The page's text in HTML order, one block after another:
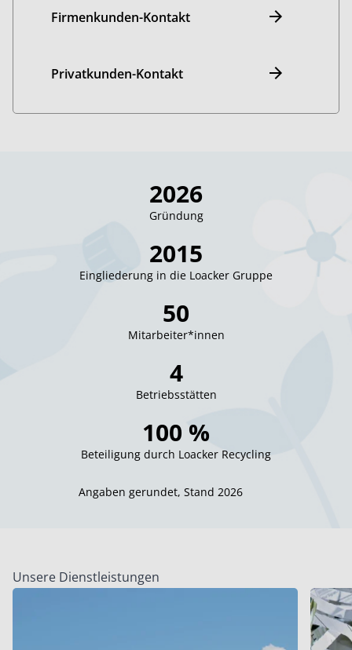
Firmenkunden-Kontakt
Privatkunden-Kontakt
2026
Gründung
2015
Eingliederung in die Loacker Gruppe
50
Mitarbeiter*innen
4
Betriebsstätten
100 %
Beteiligung durch Loacker Recycling
Angaben gerundet, Stand 2026
Unsere Dienstleistungen